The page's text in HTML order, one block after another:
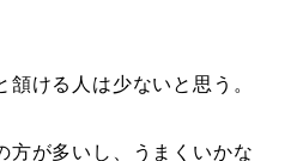
ける人は少ないと思う。
方が多いし、うまくいかな